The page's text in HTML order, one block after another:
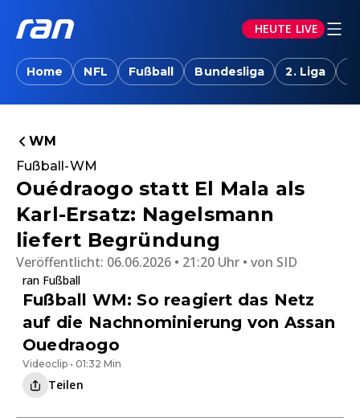
HEUTE LIVE
Home NFL Fußball Bundesliga 2. Liga
WM
Fußball-WM
Ouédraogo statt El Mala als
Karl-Ersatz: Nagelsmann
liefert Begründung
Veröffentlicht: 06.06.2026 • 21:20 Uhr von SID
ran Fußball
Fußball WM: So reagiert das Netz
auf die Nachnominierung von Assan
Ouedraogo
Videoclip • 01:32 Min
Teilen